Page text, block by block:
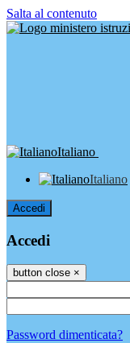
Salta al contenuto
Italiano
Italiano
Accedi
Accedi
button close ×
Password dimenticata?